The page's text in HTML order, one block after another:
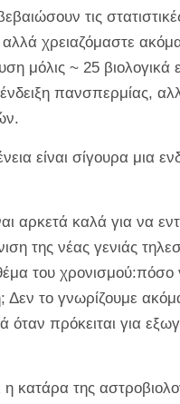
τις
χρειαζόμαστε
μόλις ~ 25 βιολογικά
πανσπερμίας,
είναι σίγουρα μια
αρκετά καλά για να
της νέας γενιάς
του
το γνωρίζουμε
όταν πρόκειται για
η κατάρα της